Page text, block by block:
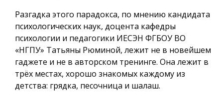
Разгадка этого парадокса, по мнению кандидата
психологических наук, доцента кафедры
психологии и педагогики ИЕСЭН ФГБОУ ВО
«НГПУ» Татьяны Рюминой, лежит не в новейшем
гаджете и не в авторском тренинге. Она лежит в
трёх местах, хорошо знакомых каждому из
детства: грядка, песочница и шалаш.